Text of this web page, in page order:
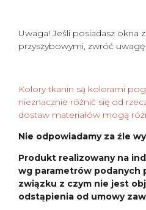
Uwaga! Jeśli posiadasz okna z
przyszybowymi, zwróć
Kolory tkanin są kolorami
nieznacznie różnić się od
dostaw materiałów mogą
Nie odpowiadamy za źle
Produkt realizowany na
wg parametrów podanych
związku z czym nie jest
odstąpienia od umowy